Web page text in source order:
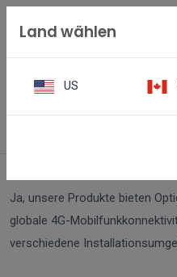
Ja, unsere Produkte bieten
globale 4G-
verschiedene
Land wählen
US